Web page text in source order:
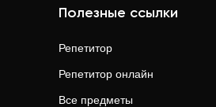
Полезные ссылки
Репетитор
Репетитор онлайн
Все предметы